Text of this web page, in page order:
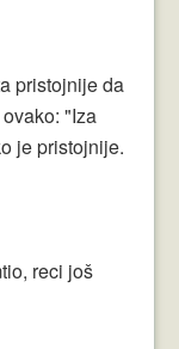
pristojnije da
"Iza
je pristojnije.
reci još